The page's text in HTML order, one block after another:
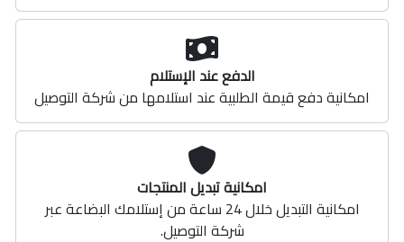
الدفع عند الإستلام
امكانية دفع قيمة الطلبية عند استلامها من شركة التوصيل
امكانية تبديل المنتجات
امكانية التبديل خلال 24 ساعة من إستلامك البضاعة عبر
شركة التوصيل.